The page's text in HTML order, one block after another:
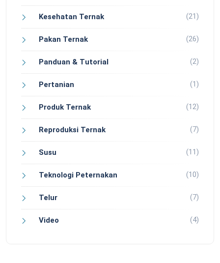
Kesehatan Ternak (21)
Pakan Ternak (26)
Panduan & Tutorial (2)
Pertanian (1)
Produk Ternak (12)
Reproduksi Ternak (7)
Susu (11)
Teknologi Peternakan (10)
Telur (7)
Video (4)